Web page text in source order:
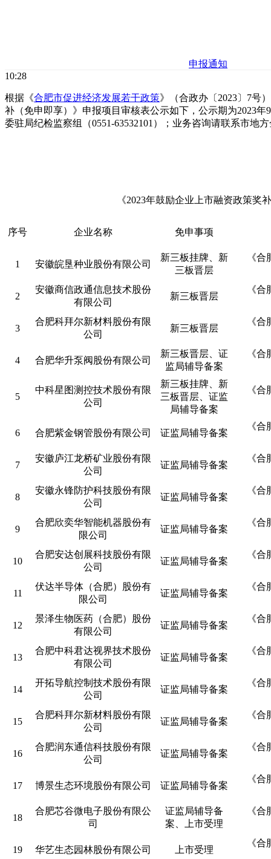
申报通知
10:28
根据《合肥市促进经济发展若干政策》（合政办〔2023〕7号
补（免申即享）》申报项目审核表公示如下，公示期为2023
委驻局纪检监察组（0551-63532101）；业务咨询请联系市地
《2023年鼓励企业上市融资政策奖
序号 企业名称 免申事项
1 安徽皖垦种业股份有限公司
新三板挂牌、新
三板晋层
《
2
安徽商信政通信息技术股份
有限公司
新三板晋层
《
3
合肥科拜尔新材料股份有限
公司
新三板晋层
《
4 合肥华升泵阀股份有限公司
新三板晋层、证
监局辅导备案
《
5
中科星图测控技术股份有限
公司
新三板挂牌、新
三板晋层、证监
局辅导备案
《
6 合肥紫金钢管股份有限公司 证监局辅导备案
《
7
安徽庐江龙桥矿业股份有限
公司
证监局辅导备案
《
8
安徽永锋防护科技股份有限
公司
证监局辅导备案
《
9
合肥欣奕华智能机器股份有
限公司
证监局辅导备案
《
10
合肥安达创展科技股份有限
公司
证监局辅导备案
《
11
伏达半导体（合肥）股份有
限公司
证监局辅导备案
《
12
景泽生物医药（合肥）股份
有限公司
证监局辅导备案
《
13
合肥中科君达视界技术股份
有限公司
证监局辅导备案
《
14
开拓导航控制技术股份有限
公司
证监局辅导备案
《
15
合肥科拜尔新材料股份有限
公司
证监局辅导备案
《
16
合肥润东通信科技股份有限
公司
证监局辅导备案
《
17 博景生态环境股份有限公司 证监局辅导备案
《
18
合肥芯谷微电子股份有限公
司
证监局辅导备
案、上市受理
《
19 华艺生态园林股份有限公司 上市受理
《